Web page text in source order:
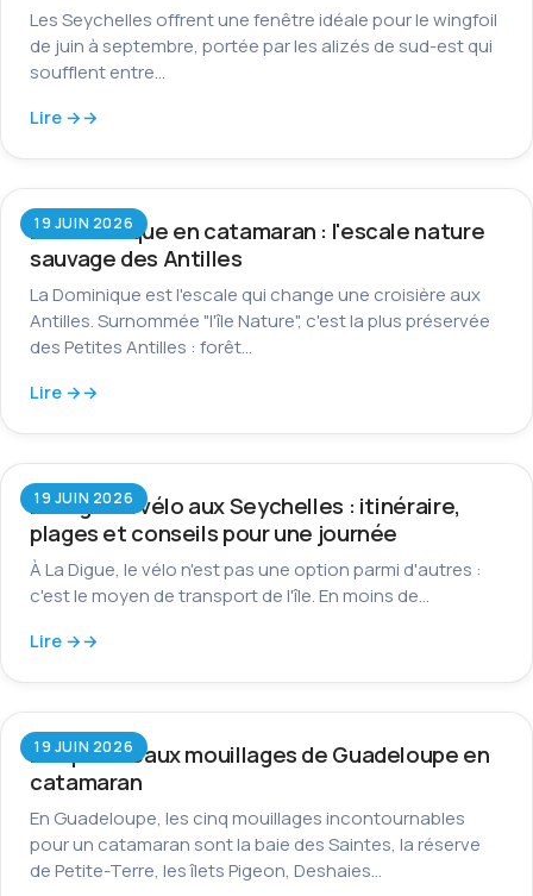
Les Seychelles offrent une fenêtre idéale pour le wingfoil
de juin à septembre, portée par les alizés de sud-est qui
soufflent entre…
Lire →
19 JUIN 2026
La Dominique en catamaran : l'escale nature
sauvage des Antilles
La Dominique est l'escale qui change une croisière aux
Antilles. Surnommée "l'île Nature", c'est la plus préservée
des Petites Antilles : forêt…
Lire →
19 JUIN 2026
La Digue à vélo aux Seychelles : itinéraire,
plages et conseils pour une journée
À La Digue, le vélo n'est pas une option parmi d'autres :
c'est le moyen de transport de l'île. En moins de…
Lire →
19 JUIN 2026
Les plus beaux mouillages de Guadeloupe en
catamaran
En Guadeloupe, les cinq mouillages incontournables
pour un catamaran sont la baie des Saintes, la réserve
de Petite-Terre, les îlets Pigeon, Deshaies…